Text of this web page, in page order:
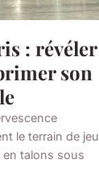
: révéler
son
le terrain de jeu
en talons sous